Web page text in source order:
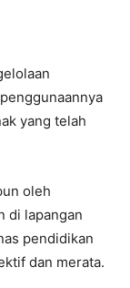
yang telah
oleh
di lapangan
pendidikan
dan merata.